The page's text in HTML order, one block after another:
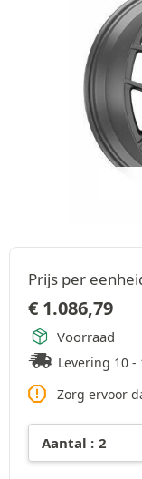
Prijs per
€ 1.086,79
Voorraad
Levering 10 -
Zorg ervoor